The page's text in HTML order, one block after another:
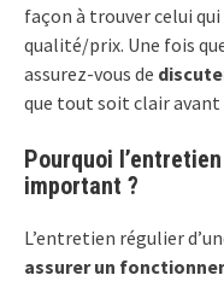
façon à trouver celui
qualité/prix. Une fois
assurez-vous de
que tout soit clair avant
Pourquoi
important ?
L’entretien régulier
assurer un